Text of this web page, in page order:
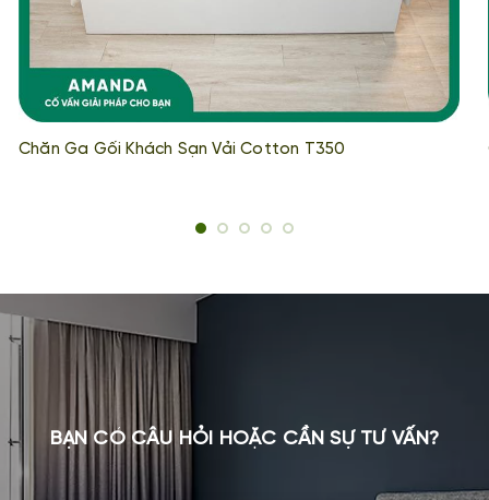
Chăn Ga Gối Khách Sạn Vải Cotton T350
BẠN CÓ CÂU HỎI HOẶC CẦN SỰ TƯ VẤN?